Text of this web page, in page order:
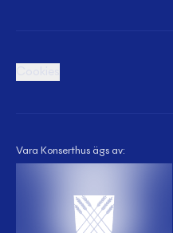
Vara Konserthus ägs av: